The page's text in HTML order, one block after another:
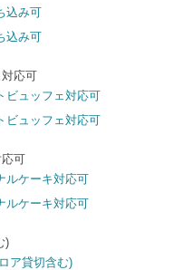
込み可
込み可
応可
ビュッフェ対応可
ビュッフェ対応可
可
ルケーキ対応可
ルケーキ対応可
)
ア貸切含む)